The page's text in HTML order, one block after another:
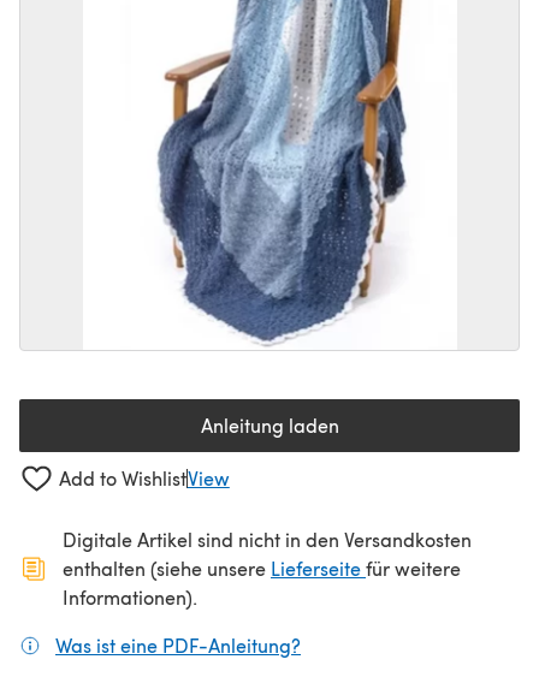
Anleitung laden(öffnet sich in einem neuen
Add to WishlistView
Digitale Artikel sind nicht in den Versandkosten
enthalten (siehe unsere Lieferseite(öffnet sich in
für weitere
Informationen).
Was ist eine PDF-Anleitung?